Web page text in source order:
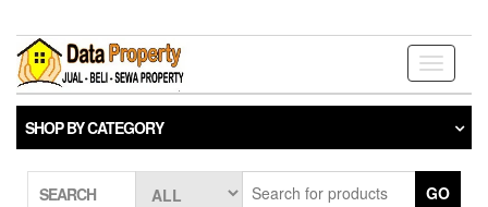
the
content
Toggle
SHOP BY CATEGORY
SEARCH GO